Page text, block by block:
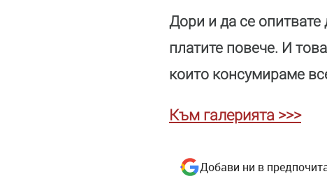
Дори и да се опитвате
платите повече. И
които консумираме
Към галерията >>>
Добави ни в